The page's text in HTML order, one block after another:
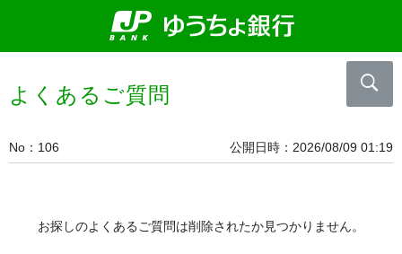
よくあるご質問
No 106 公開日時 2026/08/09 01:19
お探しのよくあるご質問は削除されたか見つかりません。